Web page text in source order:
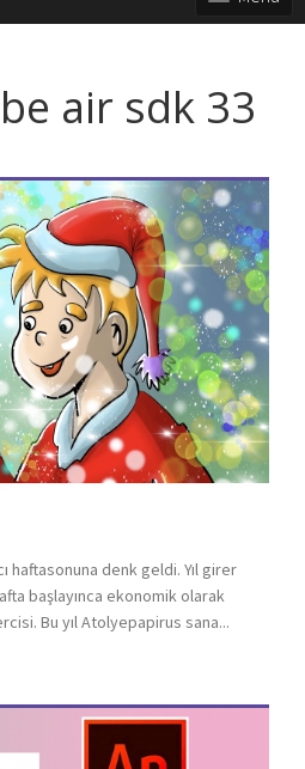
air sdk 33
haftasonuna denk geldi. Yıl girer
başlayınca ekonomik olarak
Bu yıl Atolyepapirus sana...